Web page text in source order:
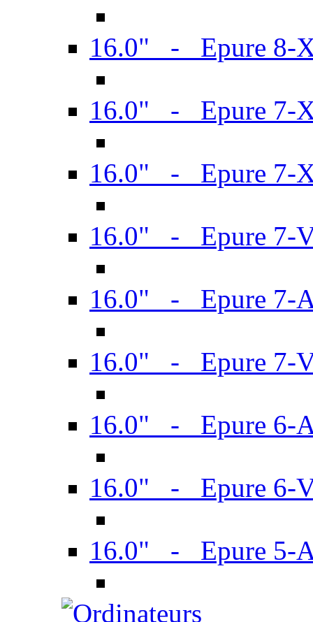
16.0" - Epure 8-
16.0" - Epure 7-
16.0" - Epure 7-
16.0" - Epure 7-
16.0" - Epure 7-
16.0" - Epure 7-
16.0" - Epure 6-
16.0" - Epure 6-
16.0" - Epure 5-